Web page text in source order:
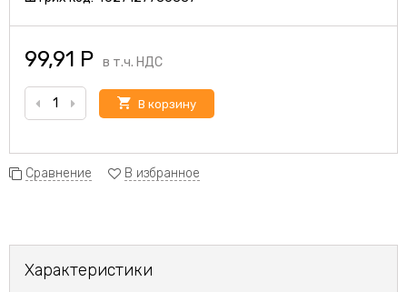
99,91 Р в т.ч. НДС
В корзину
Сравнение В избранное
Характеристики